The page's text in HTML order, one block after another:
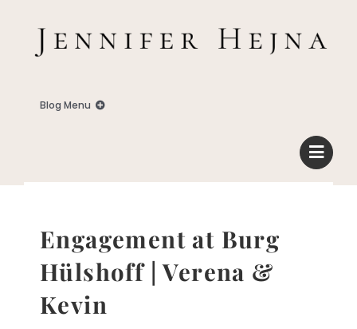
Blog Menu
Business
Familie
Engagement at Burg
Hülshoff | Verena &
Kevin